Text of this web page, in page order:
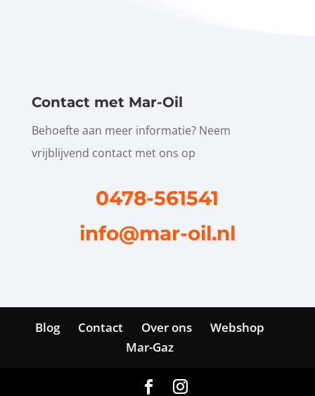
Contact met Mar-Oil
Behoefte aan meer informatie? Neem
vrijblijvend contact met ons op
0478-561541
info@mar-oil.nl
Blog Contact Over ons
Webshop
Mar-Gaz